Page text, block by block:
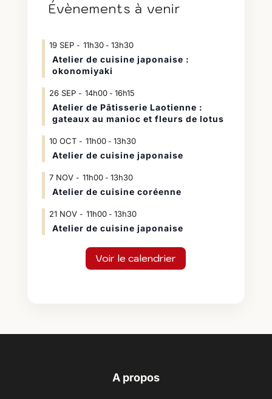
Évènements à venir
19 SEP 11h30- 13h30
Atelier de cuisine japonaise :
okonomiyaki
26 SEP 14h00- 16h15
Atelier de Pâtisserie Laotienne :
gateaux au manioc et fleurs de lotus
10 OCT 11h00- 13h30
Atelier de cuisine japonaise
7 NOV 11h00- 13h30
Atelier de cuisine coréenne
21 NOV 11h00- 13h30
Atelier de cuisine japonaise
Voir le calendrier
A propos